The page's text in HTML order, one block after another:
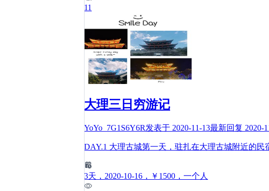
11
大理三日穷游记
YoYo_7G1S6Y6R发表于 2020-11-13最新回复 2020-
DAY.1 大理古城第一天，驻扎在大理古城附近的
3天 ，2020-10-16 ，￥1500 ，一个人